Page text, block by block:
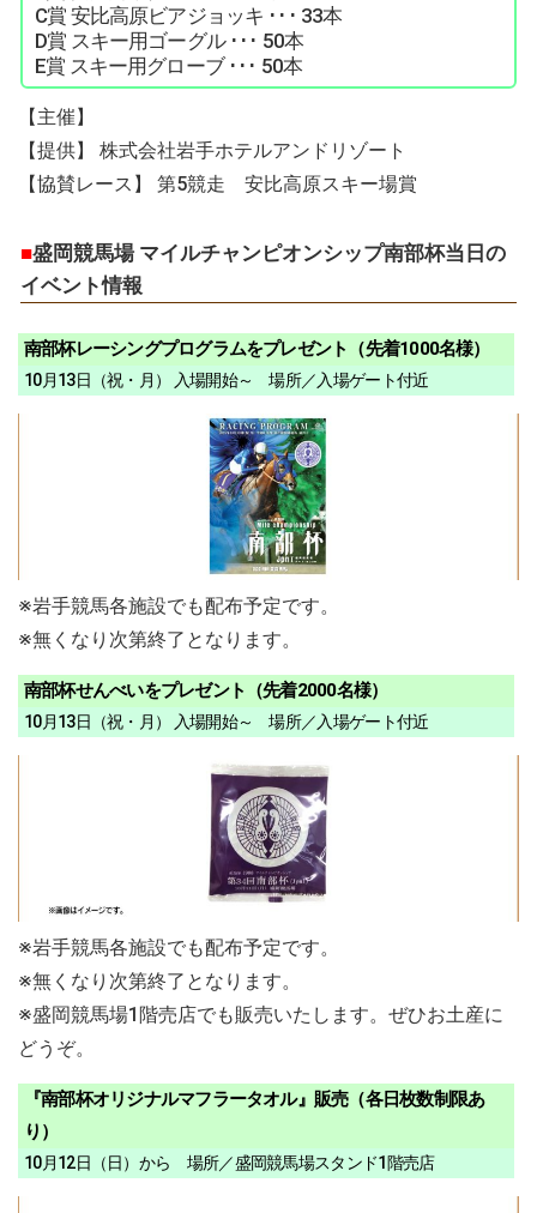
C賞 安比高原ビアジョッキ ･･･ 33本
D賞 スキー用ゴーグル ･･･ 50本
E賞 スキー用グローブ ･･･ 50本
【主催】
【提供】 株式会社岩手ホテルアンドリゾート
【協賛レース】 第5競走 安比高原スキー場賞
■盛岡競馬場 マイルチャンピオンシップ南部杯当日の
イベント情報
南部杯レーシングプログラムをプレゼント（先着1000名様）
10月13日（祝・月） 入場開始～ 場所／入場ゲート付近
※岩手競馬各施設でも配布予定です。
※無くなり次第終了となります。
南部杯せんべいをプレゼント（先着2000名様）
10月13日（祝・月） 入場開始～ 場所／入場ゲート付近
※岩手競馬各施設でも配布予定です。
※無くなり次第終了となります。
※盛岡競馬場1階売店でも販売いたします。ぜひお土産に
どうぞ。
『南部杯オリジナルマフラータオル』販売（各日枚数制限あ
り）
10月12日（日）から 場所／盛岡競馬場スタンド1階売店